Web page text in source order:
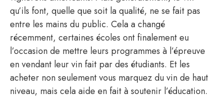
qu’ils font, quelle que soit la qualité, ne se fait pas
entre les mains du public. Cela a changé
récemment, certaines écoles ont finalement eu
l’occasion de mettre leurs programmes à l’épreuve
en vendant leur vin fait par des étudiants. Et les
acheter non seulement vous marquez du vin de haut
niveau, mais cela aide en fait à soutenir l’éducation.